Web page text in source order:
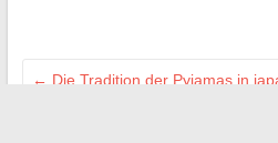
← Die Tradition der Pyjamas in